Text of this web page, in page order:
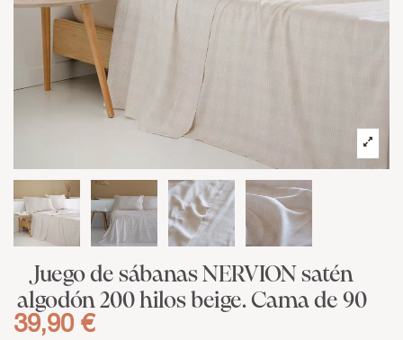
Juego de sábanas NERVION satén
algodón 200 hilos beige. Cama de 90
39,90 €